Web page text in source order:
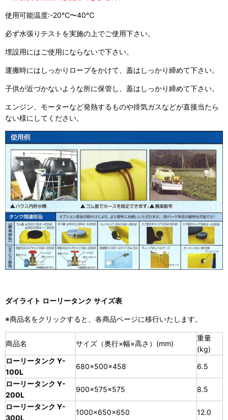
使用可能温度:-20℃〜40℃
必ず水張りテストを実施の上でご使用下さい。
埋設用にはご使用にならないで下さい。
運搬時にはしっかりロープをかけて、蓋はしっかり締めて下さい。
子供が近づかないような所に保管し、蓋はしっかり締めて下さい。
エンジン、モーターなど発熱するものや排気ガスなどが直接当たら
ない様にしてください。
ダイライト ローリータンク サイズ表
※商品名をクリックすると、各商品ページに移行いたします。
商品名 サイズ（奥行×幅×高さ）(mm)
重量
(kg)
ローリータンク Y-
100L
680×500×458
6.5
ローリータンク Y-
200L
900×575×575
8.5
ローリータンク Y-
300L
1000×650×650
12.0